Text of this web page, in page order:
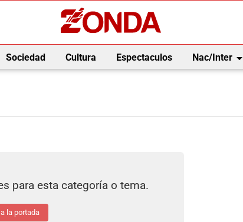
Sociedad Cultura Espectaculos Nac/Interarrow_drop_down
para esta categoría o tema.
la portada